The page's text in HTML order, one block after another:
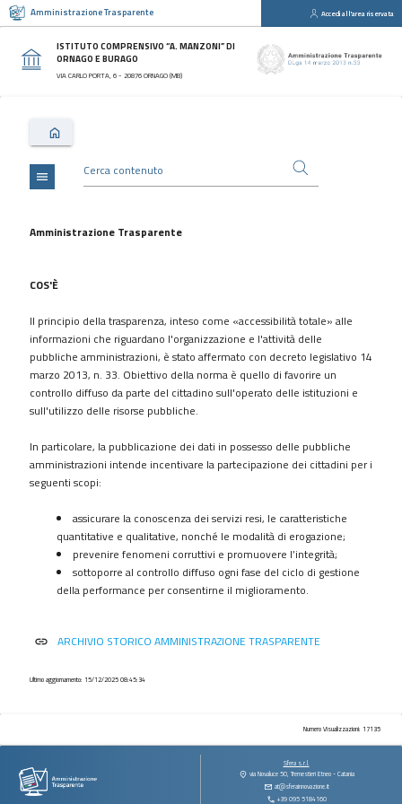
Amministrazione Trasparente Accedi all'area riservata
ISTITUTO COMPRENSIVO “A. MANZONI” DI
ORNAGO E BURAGO
VIA CARLO PORTA, 6 - 20876 ORNAGO (MB)
Sezioni
Disposizioni
Generali
Consulenti
collaboratori
Bandi
Performance
Enti
controllati
Attività
e
procedimenti
Controlli
sulle
contratti
contributi
vantaggi
immobili
e
menu
Amministrazione Trasparente
COS'È
Il principio della trasparenza, inteso come «accessibilità totale» alle
informazioni che riguardano l'organizzazione e l'attività delle
pubbliche amministrazioni, è stato affermato con decreto legislativo 14
marzo 2013, n. 33. Obiettivo della norma è quello di favorire un
controllo diffuso da parte del cittadino sull'operato delle istituzioni e
sull'utilizzo delle risorse pubbliche.
In particolare, la pubblicazione dei dati in possesso delle pubbliche
amministrazioni intende incentivare la partecipazione dei cittadini per i
seguenti scopi:
assicurare la conoscenza dei servizi resi, le caratteristiche
quantitative e qualitative, nonché le modalità di erogazione;
prevenire fenomeni corruttivi e promuovere l’integrità;
sottoporre al controllo diffuso ogni fase del ciclo di gestione
della performance per consentirne il miglioramento.
link ARCHIVIO STORICO AMMINISTRAZIONE TRASPARENTE
Ultimo aggiornamento: 15/12/2025 08:45:34
Numero Visualizzazioni: 17135
Sfera s.r.l.
via Novaluce 50, Tremestieri Etneo - Catania
at@sferainnovazione.it
+39 095 5184160